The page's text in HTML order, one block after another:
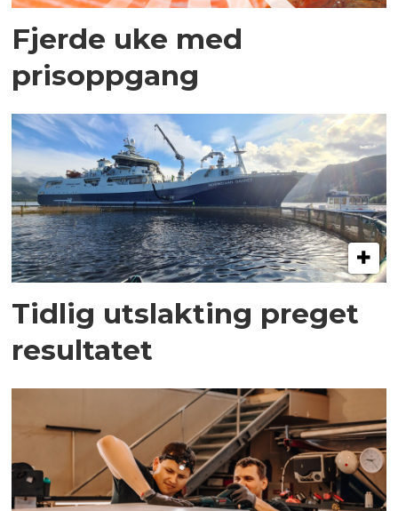
Fjerde uke med
prisoppgang
Tidlig utslakting preget
resultatet